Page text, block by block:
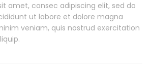
amet, consec adipiscing elit, sed do
ut labore et dolore magna
veniam, quis nostrud exercitation